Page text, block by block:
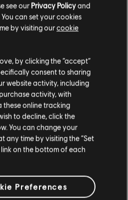
론티어 오브 판도라
₩ 16,900
이템5개 표시
을 모두 만나보십시오. 새로운 상품, 특별한 콜
최고의 상품을 1년 내내 선보입니다. 시즌 패
로 게임을 완벽하게 체험하실 수 있 …
치하고 있다고 생각합니다.
의 상점을 방문하십시오.
스토어 유지
업데이트
see our Privacy Policyand
You can set your cookies
by visiting ourcookie
by clicking the “accept”
consent to sharing
website activity, including
activity, with
these online tracking
to decline, click the
You can change your
any time by visiting the “Set
on the bottom of each
Preferences